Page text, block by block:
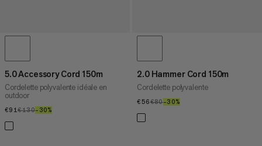
5.0 Accessory Cord 150m
Cordelette polyvalente idéale en
outdoor
€91€91
€130€130
–30%
2.0 Hammer Cord 150m
Cordelette polyvalente
€56€56
€80€80
–30%